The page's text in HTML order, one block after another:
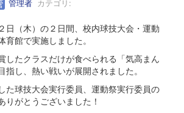
管理者 カテゴリ:
日（木）の２日間、校内球技大会・運動
館で実施しました。
したクラスだけが食べられる「気高まん
指し、熱い戦いが展開されました。
た球技大会実行委員、運動祭実行委員の
りがとうございました！